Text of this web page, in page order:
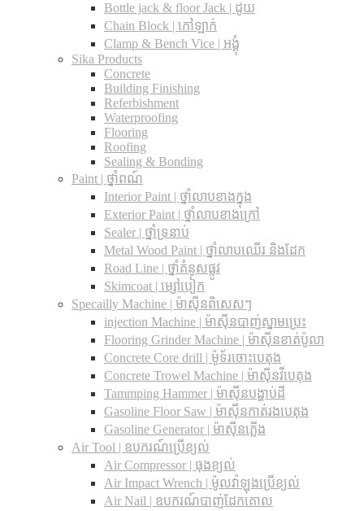
Bottle jack & floor Jack​ | ដូយ
Chain Block | កៅឡាក់
Clamp & Bench Vice | អង្គុំ
Sika Products
Concrete
Building Finishing
Referbishment
Waterproofing
Flooring
Roofing
Sealing & Bonding
Paint | ថ្នាំពណ៍
Interior Paint | ថ្នាំលាបខាងក្នុង
Exterior Paint | ថ្នាំលាបខាងក្រៅ
Sealer | ថ្នាំទ្រនាប់
Metal Wood Paint | ថ្នាំលាបឈើរ និងដែក
Road Line | ថ្នាំគំនូសផ្លូវ
Skimcoat | ម្សៅបៀក
Specailly Machine | ម៉ាស៊ីនពិសេសៗ
injection Machine | ម៉ាស៊ីនបាញ់ស្នាមប្រេះ
Flooring Grinder Machine | ម៉ាស៊ីនខាត់ប៉ូលា
Concrete Core drill | ម៉ូទ័រចោះបេតុង
Concrete Trowel Machine | ម៉ាស៊ីនវីបេតុង
Tammping Hammer | ម៉ាស៊ីនបង្ហាប់ដី
Gasoline Floor Saw | ម៉ាស៊ីនកាត់រងបេតុង
Gasoline Generator | ម៉ាស៊ីនភ្លើង
Air Tool | ឧបករណ៍ប្រើខ្យល់
Air Compressor | ធុងខ្យល់
Air Impact Wrench | ម៉ូលវ៉ាឡុងប្រើខ្យល់
Air Nail | ឧបករណ៍បាញ់ដែកគោល